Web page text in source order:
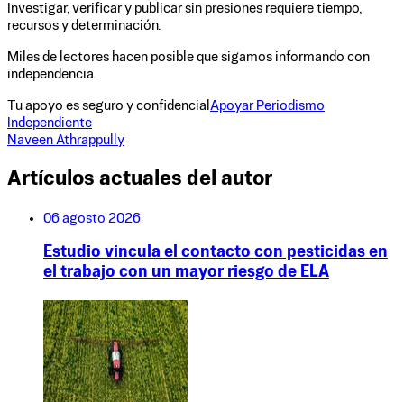
Investigar, verificar y publicar sin presiones requiere tiempo,
recursos y determinación.
Miles de lectores hacen posible que sigamos informando con
independencia.
Tu apoyo es seguro y confidencial Apoyar Periodismo
Independiente
Naveen Athrappully
Artículos actuales del autor
06 agosto 2026
Estudio vincula el contacto con pesticidas en
el trabajo con un mayor riesgo de ELA